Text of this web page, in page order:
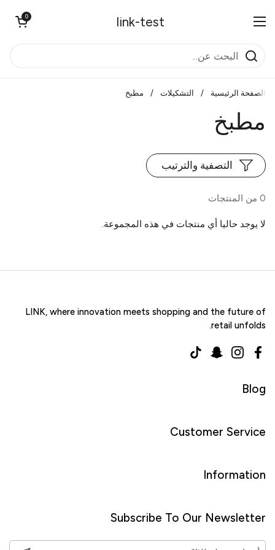
link-test فتح القائمة
فتح العربة
0
الصفحة الرئيسية / التشكيلات / مطبخ
مطبخ
0 من المنتجات
التصفية والترتيب
لا يوجد حاليا أي منتجات في هذه المجموعة.
LINK, where innovation meets shopping and the future of
retail unfolds.
Facebook
Instagram
Snapchat
TikTok
Blog
Customer Service
Information
Subscribe To Our Newsletter